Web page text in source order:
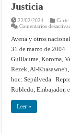
Justicia
22/02/2024
Corte
Comentarios
Avena y otros
31 de marzo de 2004
Guillaume, Koroma,
Rezek, Al-
hoc: Sepúlveda
Robledo, Embajador,
Leer »